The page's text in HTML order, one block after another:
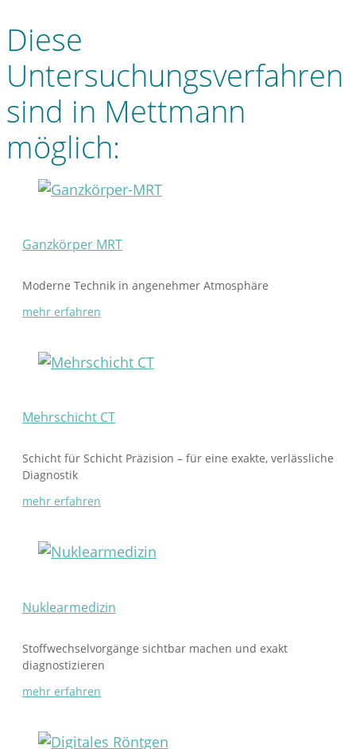
Diese
Untersuchungsverfahren
sind in Mettmann
möglich:
Ganzkörper MRT
Moderne Technik in angenehmer Atmosphäre
mehr erfahren
Mehrschicht CT
Schicht für Schicht Präzision – für eine exakte, verlässliche
Diagnostik
mehr erfahren
Nuklearmedizin
Stoffwechselvorgänge sichtbar machen und exakt
diagnostizieren
mehr erfahren